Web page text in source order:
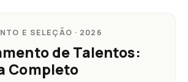
E SELEÇÃO · 2026
de Talentos:
Completo